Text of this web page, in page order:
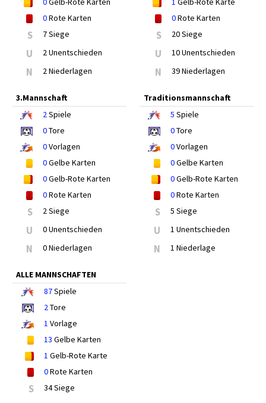
0Rote Karten
S 7 Siege
U 2 Unentschieden
N 2 Niederlagen
0Rote Karten
S 20 Siege
U 10 Unentschieden
N 39 Niederlagen
3.Mannschaft
2 Spiele
0Tore
0Vorlagen
0Gelbe Karten
0Gelb-Rote Karten
0Rote Karten
S 2 Siege
U 0 Unentschieden
N 0 Niederlagen
Traditionsmannschaft
5 Spiele
0Tore
0Vorlagen
0Gelbe Karten
0Gelb-Rote Karten
0Rote Karten
S 5 Siege
U 1 Unentschieden
N 1 Niederlage
ALLE MANNSCHAFTEN
87Spiele
2 Tore
1 Vorlage
13 Gelbe Karten
1 Gelb-Rote Karte
0Rote Karten
S 34 Siege